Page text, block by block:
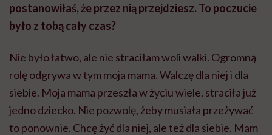
postanowiłaś, że przez nią przejdziesz. To poczucie
było z tobą cały czas?
Nie było łatwo, ale nie straciłam woli walki. Ogromną
rolę odgrywa w tym moja mama. Walczę dla niej i dla
siebie. Moja mama przeszła w życiu wiele, straciła już
jedno dziecko. Nie pozwolę, żeby musiała przeżywać
to ponownie. Chcę żyć dla niej, ale też dla siebie. Mam